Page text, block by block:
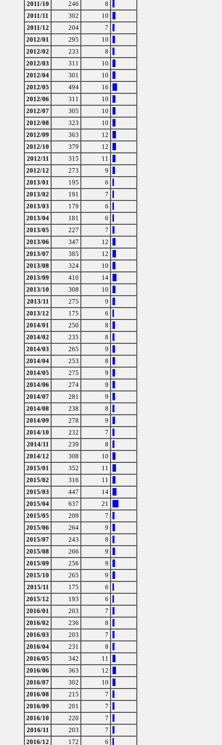
2011/10 246
8
2011/11
302
10
2011/12
204
7
2012/01
295
10
2012/02
233
8
2012/03
311
10
2012/04
301
10
2012/05
494
16
2012/06
311
10
2012/07
305
10
2012/08
323
10
2012/09
363
12
2012/10
379
12
2012/11
315
11
2012/12
273
9
2013/01
195
6
2013/02
191
7
2013/03
179
6
2013/04
181
6
2013/05
227
7
2013/06
347
12
2013/07
385
12
2013/08
324
10
2013/09
410
14
2013/10
308
10
2013/11
275
9
2013/12
175
6
2014/01
250
8
2014/02
235
8
2014/03
265
9
2014/04
253
8
2014/05
275
9
2014/06
274
9
2014/07
281
9
2014/08
238
8
2014/09
278
9
2014/10
232
7
2014/11
239
8
2014/12
308
10
2015/01
352
11
2015/02
316
11
2015/03
447
14
2015/04
637
21
2015/05
209
7
2015/06
264
9
2015/07
243
8
2015/08
266
9
2015/09
256
9
2015/10
265
9
2015/11
175
6
2015/12
193
6
2016/01
203
7
2016/02
236
8
2016/03
203
7
2016/04
231
8
2016/05
342
11
2016/06
363
12
2016/07
302
10
2016/08
215
7
2016/09
201
7
2016/10
220
7
2016/11
203
7
2016/12
172
6